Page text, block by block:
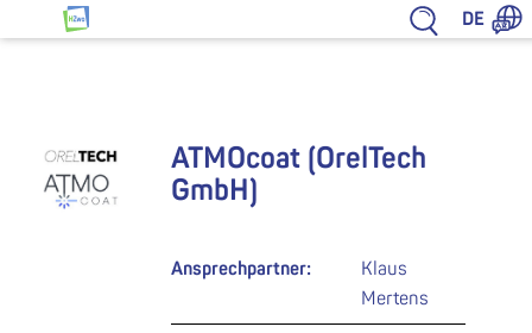
Zum Inhalt springen
HZwo – Antrieb für Sachsen
DE
ATMOcoat (OrelTech
GmbH)
Ansprechpartner:
Klaus
Mertens